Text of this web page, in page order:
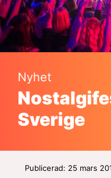
Nyhet
Sverige
Publicerad: 25 mars